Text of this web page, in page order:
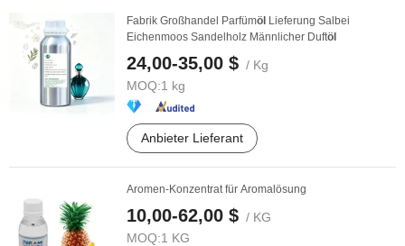
Fabrik Großhandel Parfümöl Lieferung Salbei
Eichenmoos Sandelholz Männlicher Duftöl
24,00-35,00 $ / Kg
MOQ:1 kg
Anbieter Lieferant
Aromen-Konzentrat für Aromalösung
10,00-62,00 $ / KG
MOQ:1 KG